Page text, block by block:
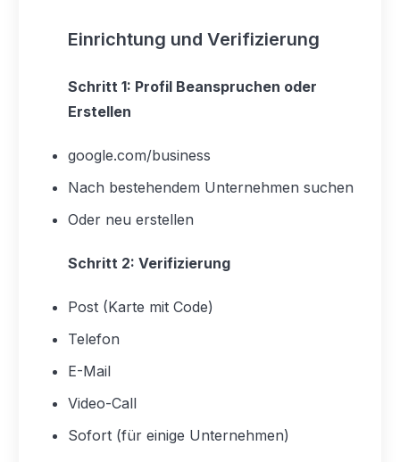
Einrichtung und Verifizierung
Schritt 1: Profil Beanspruchen oder
Erstellen
google.com/business
Nach bestehendem Unternehmen suchen
Oder neu erstellen
Schritt 2: Verifizierung
Post (Karte mit Code)
Telefon
E-Mail
Video-Call
Sofort (für einige Unternehmen)